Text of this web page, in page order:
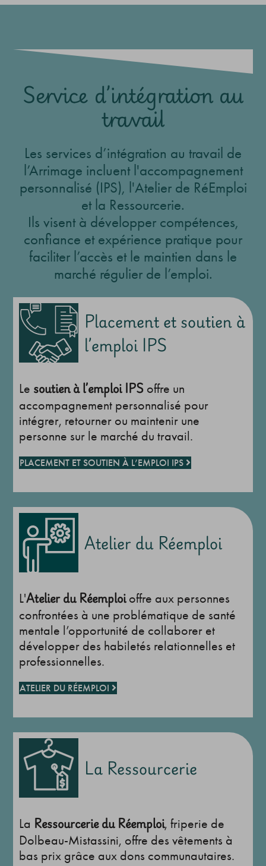
Service d’intégration au
travail
Les services d’intégration au travail de
l’Arrimage incluent l'accompagnement
personnalisé (IPS), l'Atelier de RéEmploi
et la Ressourcerie.
Ils visent à développer compétences,
confiance et expérience pratique pour
faciliter l’accès et le maintien dans le
marché régulier de l’emploi.
Placement et soutien à
l’emploi IPS
Le soutien à l’emploi IPS offre un
accompagnement personnalisé pour
intégrer, retourner ou maintenir une
personne sur le marché du travail.
PLACEMENT ET SOUTIEN À L’EMPLOI IPS
Atelier du Réemploi
L'Atelier du Réemploioffre aux personnes
confrontées à une problématique de santé
mentale l’opportunité de collaborer et
développer des habiletés relationnelles et
professionnelles.
ATELIER DU RÉEMPLOI
La Ressourcerie
La Ressourcerie du Réemploi, friperie de
Dolbeau-Mistassini, offre des vêtements à
bas prix grâce aux dons communautaires.